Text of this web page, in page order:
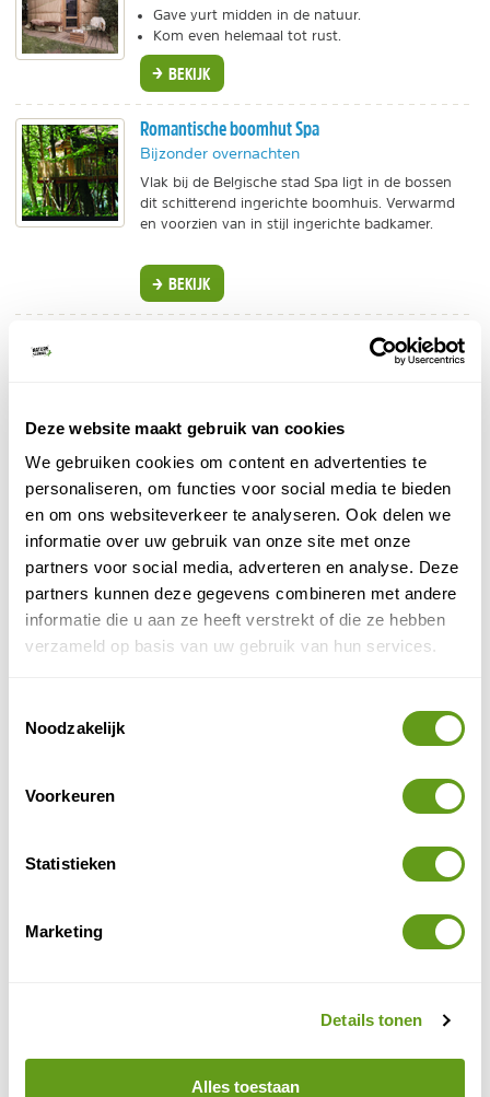
Deze website maakt gebruik van cookies
We gebruiken cookies om content en advertenties te
personaliseren, om functies voor social media te bieden
en om ons websiteverkeer te analyseren. Ook delen we
informatie over uw gebruik van onze site met onze
partners voor social media, adverteren en analyse. Deze
partners kunnen deze gegevens combineren met andere
informatie die u aan ze heeft verstrekt of die ze hebben
verzameld op basis van uw gebruik van hun services.
Noodzakelijk
Voorkeuren
Statistieken
Marketing
Details tonen
Alles toestaan
Gave yurt midden in de natuur.
Kom even helemaal tot rust.
BEKIJK
Romantische boomhut Spa
Bijzonder overnachten
Vlak bij de Belgische stad Spa ligt in de bossen
dit schitterend ingerichte boomhuis. Verwarmd
en voorzien van in stijl ingerichte badkamer.
BEKIJK
Centrale ontmoetingsruimte + vuurplek.
Mooi gelegen in de polders.
BEKIJK
Pipowagen B&B
Individuele reis
Bij deze pipowagen kom je niks tekort! Het huisje
heeft eigen sanitair en je kan ontbijt bestellen.
BEKIJK